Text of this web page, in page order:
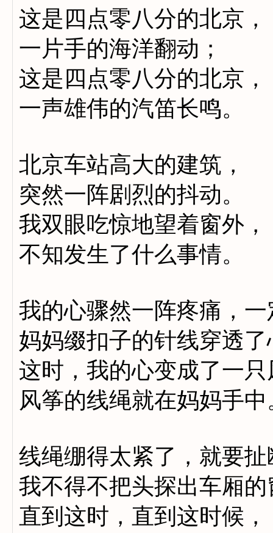
这是四点零八分的北京，
一片手的海洋翻动；
这是四点零八分的北京，
一声雄伟的汽笛长鸣。
北京车站高大的建筑，
突然一阵剧烈的抖动。
我双眼吃惊地望着窗外，
不知发生了什么事情。
我的心骤然一阵疼痛，一
妈妈缀扣子的针线穿透
这时，我的心变成了一
风筝的线绳就在妈妈手中
线绳绷得太紧了，就要扯
我不得不把头探出车厢的
直到这时，直到这时候，